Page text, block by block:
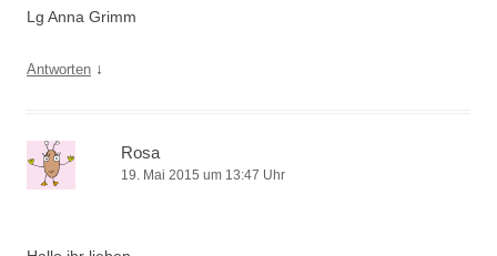
Lg Anna Grimm
Antworten ↓
Rosa
19. Mai 2015 um 13:47 Uhr